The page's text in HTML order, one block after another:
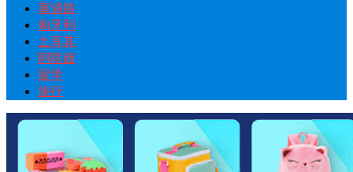
塞浦路
匈牙利
土耳其
阿联酋
留学
旅行